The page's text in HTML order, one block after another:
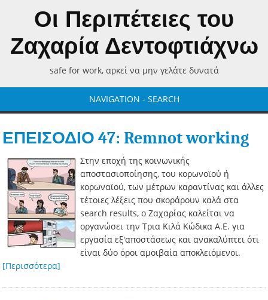
Οι Περιπέτειες του
Ζαχαρία Δεντοφτιάχνω
safe for work, αρκεί να μην γελάτε δυνατά
NAVIGATION - SEARCH
ΕΠΕΙΣΟΔΙΟ 47: Remnot working
Στην εποχή της κοινωνικής
αποστασιοποίησης, του κορωνοϊού ή
κορωναϊού, των μέτρων καραντίνας και άλλες
τέτοιες λέξεις που σκοράρουν καλά στα
search results, ο Ζαχαρίας καλείται να
οργανώσει την Τρια Κιλά Κώδικα Α.Ε. για
εργασία εξ'αποστάσεως και ανακαλύπτει ότι
είναι δύο όροι αμοιβαία αποκλειόμενοι.
[Περισσότερα]